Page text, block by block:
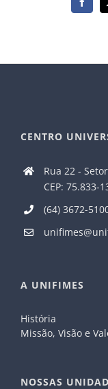
CENTRO
Rua 22 -
CEP: 75.833-
(64) 3672-
A UNIFIMES
História
Missão, Visão e
NOSSAS